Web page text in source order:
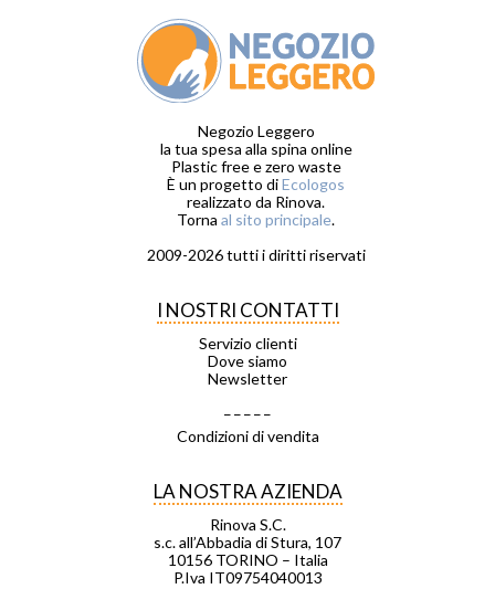
Negozio Leggero
la tua spesa alla spina online
Plastic free e zero waste
È un progetto diEcologos
realizzato da Rinova.
Torna al sito principale.
2009-2026 tutti i diritti riservati
I NOSTRI CONTATTI
Servizio clienti
Dove siamo
Newsletter
Condizioni di vendita
LA NOSTRA AZIENDA
Rinova S.C.
s.c. all’Abbadia di Stura, 107
10156 TORINO – Italia
P.Iva IT09754040013